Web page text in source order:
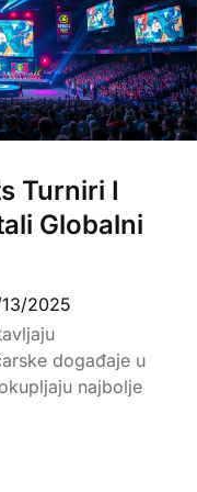
Turniri I
Globalni
2025
događaje u
najbolje